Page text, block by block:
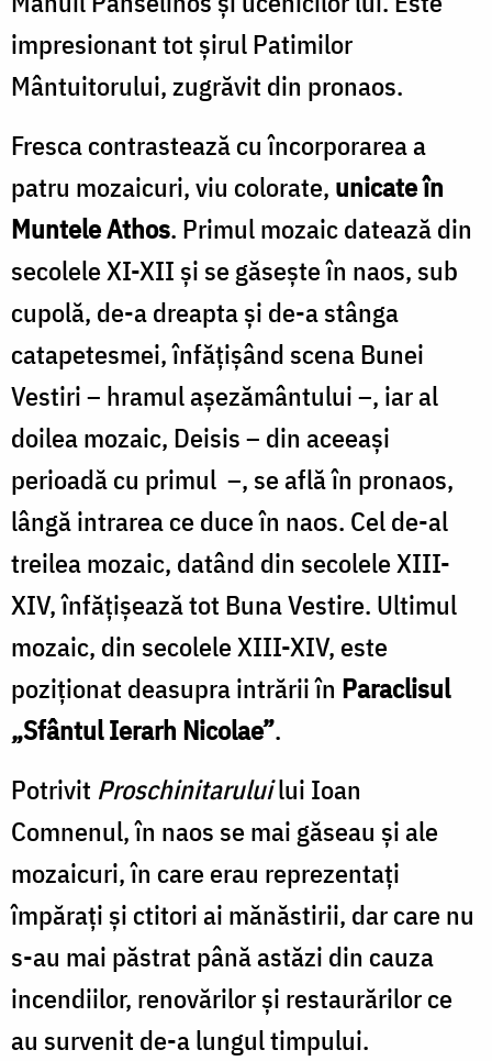
impresionant tot şirul Patimilor
Mântuitorului, zugrăvit din pronaos.
Fresca contrastează cu încorporarea a
patru mozaicuri, viu colorate, unicate în
Muntele Athos. Primul mozaic datează din
secolele XI-XII şi se găseşte în naos, sub
cupolă, de-a dreapta şi de-a stânga
catapetesmei, înfăţişând scena Bunei
Vestiri – hramul aşezământului –, iar al
doilea mozaic, Deisis – din aceeaşi
perioadă cu primul –, se află în pronaos,
lângă intrarea ce duce în naos. Cel de-al
treilea mozaic, datând din secolele XIII-
XIV, înfăţişează tot Buna Vestire. Ultimul
mozaic, din secolele XIII-XIV, este
poziţionat deasupra intrării în Paraclisul
„Sfântul Ierarh Nicolae”.
Potrivit Proschinitaruluilui Ioan
Comnenul, în naos se mai găseau şi ale
mozaicuri, în care erau reprezentaţi
împăraţi şi ctitori ai mănăstirii, dar care nu
s-au mai păstrat până astăzi din cauza
incendiilor, renovărilor şi restaurărilor ce
au survenit de-a lungul timpului.